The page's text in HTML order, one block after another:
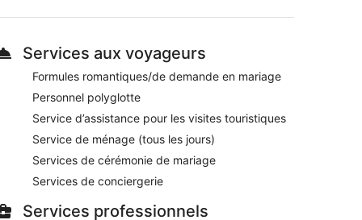
de détente et de douceur. Les services
enveloppements corporels et des gommages
quelques minutes de marche de Mar Menor. Vous
à Internet gratuit et 2 des bars en bord de piscine,
un café, un restaurant, un bar à la plage et 2
Services aux voyageurs
Formules romantiques/de demande en mariage
Personnel polyglotte
Service d’assistance pour les visites touristiques
Service de ménage (tous les jours)
Services de cérémonie de mariage
Services de conciergerie
Services professionnels